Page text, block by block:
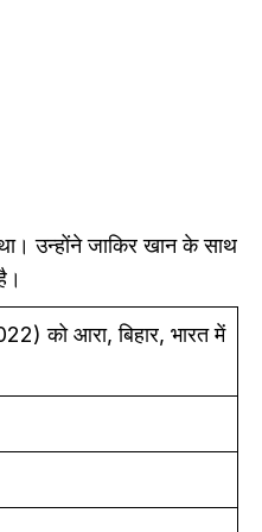
उन्होंने जाकिर खान के साथ
को आरा, बिहार, भारत में